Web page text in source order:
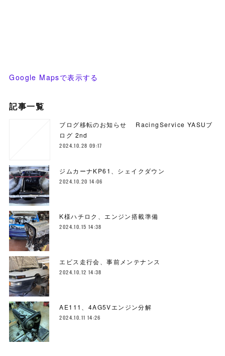
Google Mapsで表示する
記事一覧
ブログ移転のお知らせ RacingService YASUブ
ログ 2nd
2024.10.28 09:17
ジムカーナKP61、シェイクダウン
2024.10.20 14:06
K様ハチロク、エンジン搭載準備
2024.10.15 14:38
エビス走行会、事前メンテナンス
2024.10.12 14:38
AE111、4AG5Vエンジン分解
2024.10.11 14:26